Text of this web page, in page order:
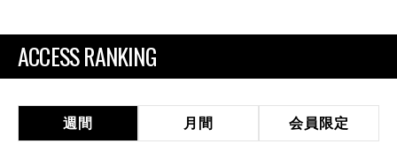
ACCESS RANKING
週間 月間 会員限定